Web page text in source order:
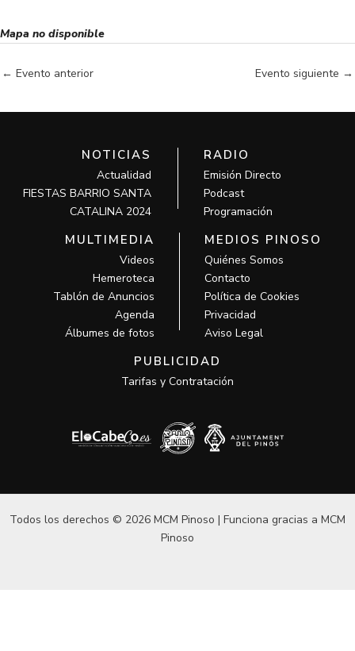
Mapa no disponible
← Evento anterior Evento siguiente →
NOTICIAS
Actualidad
FIESTAS BARRIO SANTA
CATALINA 2024
RADIO
Emisión Directo
Podcast
Programación
MULTIMEDIA
Videos
Hemeroteca
Tablón de Anuncios
Agenda
Álbumes de fotos
MEDIOS PINOSO
Quiénes Somos
Contacto
Política de Cookies
Privacidad
Aviso Legal
PUBLICIDAD
Tarifas y Contratación
Todos los derechos © 2026 MCM Pinoso | Funciona gracias a MCM
Pinoso